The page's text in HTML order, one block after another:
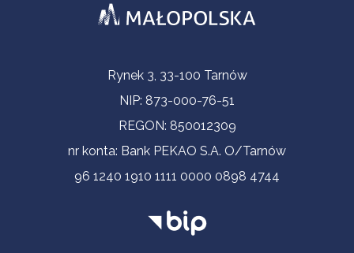
Contact InformationRynek 3, 33-100 Tarnów
NIP: 873-000-76-51
REGON: 850012309
nr konta: Bank PEKAO S.A. O/Tarnów
96 1240 1910 1111 0000 0898 4744